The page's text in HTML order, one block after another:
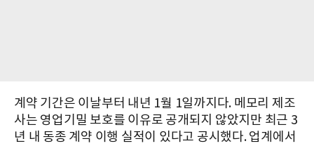
계약 기간은 이날부터 내년 1월 1일까지다. 메모리 제조
사는 영업기밀 보호를 이유로 공개되지 않았지만 최근 3
년 내 동종 계약 이행 실적이 있다고 공시했다. 업계에서